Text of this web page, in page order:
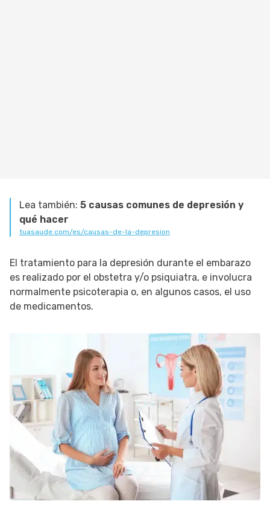
Lea también: 5 causas comunes de depresión y
qué hacer
tuasaude.com/es/causas-de-la-depresion
El tratamiento para la depresión durante el embarazo
es realizado por el obstetra y/o psiquiatra, e involucra
normalmente psicoterapia o, en algunos casos, el uso
de medicamentos.